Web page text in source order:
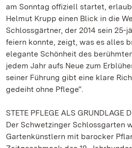
am Sonntag offiziell startet,
Helmut Krupp einen Blick in die
Schlossgärtner, der 2014 sein 25-
feiern konnte, zeigt, was es alles
elegante Schönheit des
jedem Jahr aufs Neue zum
seiner Führung gibt eine klare
gedeiht ohne Pflege“.
STETE PFLEGE ALS GRUNDLAGE
Der Schwetzinger Schlossgarten
Gartenkünstlern mit barocker